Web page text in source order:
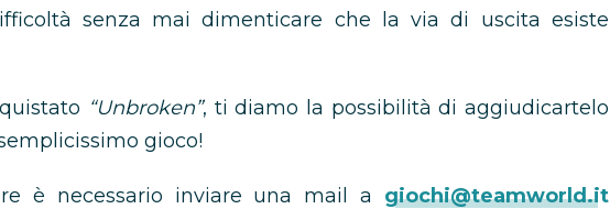
senza mai dimenticare che la via di uscita esiste
“Unbroken”, ti diamo la possibilità di aggiudicartelo
gioco!
è necessario inviare una mail a giochi@teamworld.it